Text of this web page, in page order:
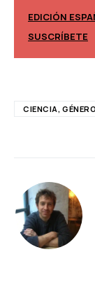
EDICIÓN
SUSCRÍBETE
CIENCIA,